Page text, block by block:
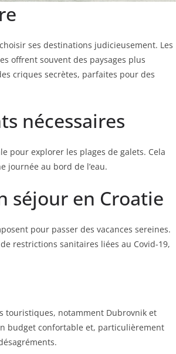
ses destinations judicieusement. Les
offrent souvent des paysages plus
criques secrètes, parfaites pour des
nécessaires
pour explorer les plages de galets. Cela
journée au bord de l’eau.
séjour en Croatie
pour passer des vacances sereines.
restrictions sanitaires liées au Covid-19,
touristiques, notamment Dubrovnik et
budget confortable et, particulièrement